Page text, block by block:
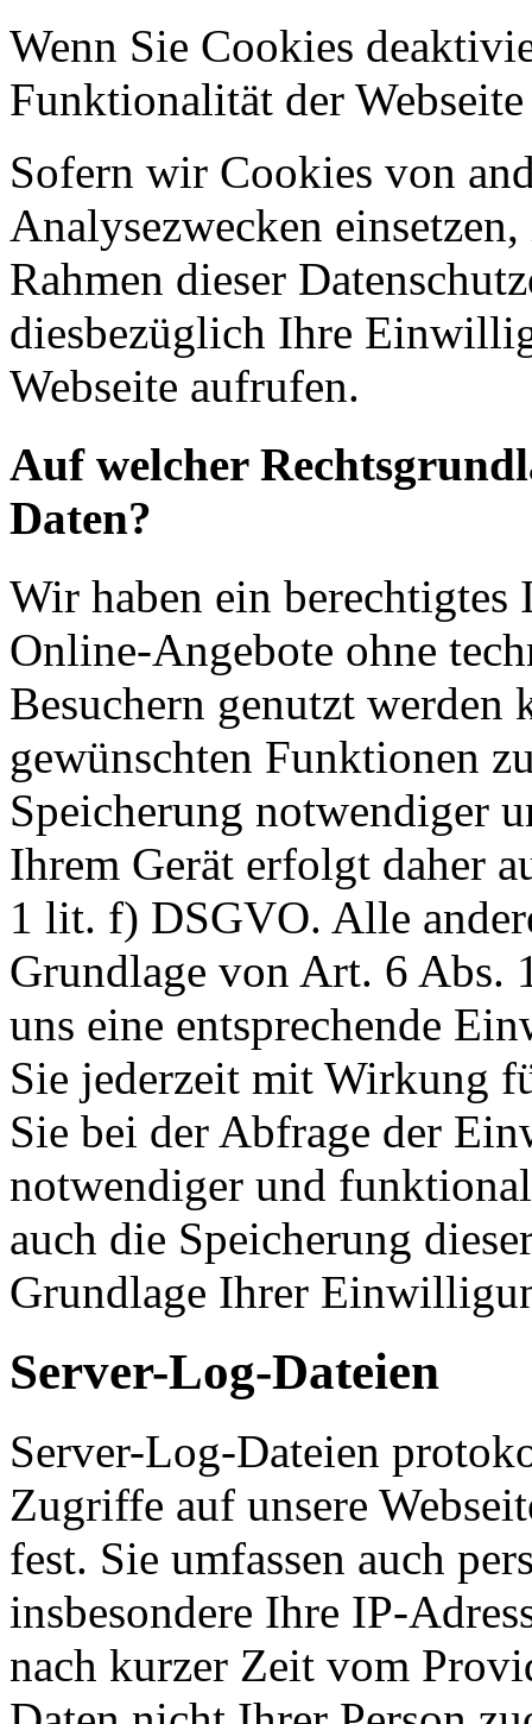
Wenn Sie Cookies
Funktionalität der
Sofern wir Cookies von
Analysezwecken
Rahmen dieser
diesbezüglich Ihre
Webseite aufrufen.
Auf welcher
Daten?
Wir haben ein berechtigtes
Online-Angebote ohne
Besuchern genutzt werden
gewünschten Funktionen
Speicherung notwendiger
Ihrem Gerät erfolgt daher
1 lit. f) DSGVO. Alle
Grundlage von Art. 6 Abs.
uns eine entsprechende
Sie jederzeit mit Wirkung
Sie bei der Abfrage der
notwendiger und
auch die Speicherung
Grundlage Ihrer
Server-Log-Dateien
Server-Log-Dateien
Zugriffe auf unsere
fest. Sie umfassen auch
insbesondere Ihre IP-
nach kurzer Zeit vom